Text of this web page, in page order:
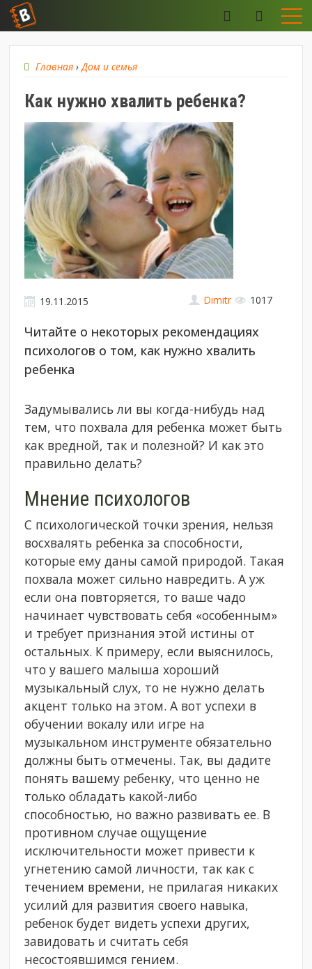
Главная ›Дом и семья
Как нужно хвалить ребенка?
19.11.2015 1017
Dimitr
Читайте о некоторых рекомендациях
психологов о том, как нужно хвалить
ребенка
Задумывались ли вы когда-нибудь над
тем, что похвала для ребенка может быть
как вредной, так и полезной? И как это
правильно делать?
Мнение психологов
С психологической точки зрения, нельзя
восхвалять ребенка за способности,
которые ему даны самой природой. Такая
похвала может сильно навредить. А уж
если она повторяется, то ваше чадо
начинает чувствовать себя «особенным»
и требует признания этой истины от
остальных. К примеру, если выяснилось,
что у вашего малыша хороший
музыкальный слух, то не нужно делать
акцент только на этом. А вот успехи в
обучении вокалу или игре на
музыкальном инструменте обязательно
должны быть отмечены. Так, вы дадите
понять вашему ребенку, что ценно не
только обладать какой-либо
способностью, но важно развивать ее. В
противном случае ощущение
исключительности может привести к
угнетению самой личности, так как с
течением времени, не прилагая никаких
усилий для развития своего навыка,
ребенок будет видеть успехи других,
завидовать и считать себя
несостоявшимся гением.